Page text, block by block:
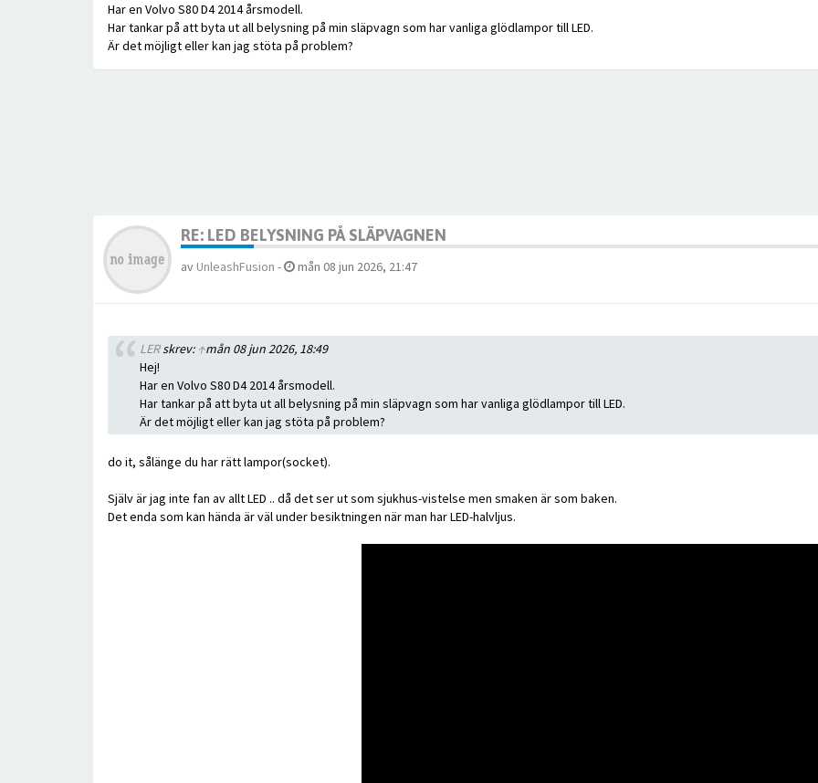
Har en Volvo S80 D4 2014 årsmodell.
Har tankar på att byta ut all belysning på min släpvagn som har vanliga glödlampor till LED.
Är det möjligt eller kan jag stöta på problem?
RE: LED BELYSNING PÅ SLÄPVAGNEN
av UnleashFusion - mån 08 jun 2026, 21:47
LERskrev:↑mån 08 jun 2026, 18:49
Hej!
Har en Volvo S80 D4 2014 årsmodell.
Har tankar på att byta ut all belysning på min släpvagn som har vanliga glödlampor till LED.
Är det möjligt eller kan jag stöta på problem?
do it, sålänge du har rätt lampor(socket).
Själv är jag inte fan av allt LED .. då det ser ut som sjukhus-vistelse men smaken är som baken.
Det enda som kan hända är väl under besiktningen när man har LED-halvljus.